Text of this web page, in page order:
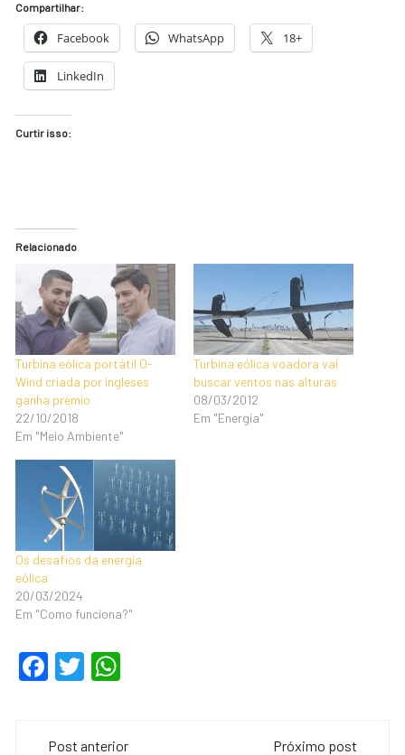
Compartilhar:
Facebook WhatsApp 18+
LinkedIn
Curtir isso:
Relacionado
Turbina eólica portátil O-
Wind criada por ingleses
ganha prémio
22/10/2018
Em "Meio Ambiente"
Turbina eólica voadora vai
buscar ventos nas alturas
08/03/2012
Em "Energia"
Os desafios da energia
eólica
20/03/2024
Em "Como funciona?"
F
T
Navegação
Post anterior Próximo post